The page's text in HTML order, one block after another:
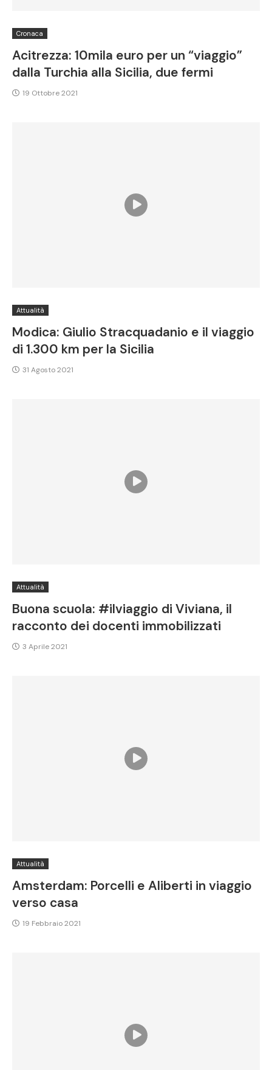
Cronaca
Acitrezza: 10mila euro per un “viaggio”
dalla Turchia alla Sicilia, due fermi
19 Ottobre 2021
Attualità
Modica: Giulio Stracquadanio e il viaggio
di 1.300 km per la Sicilia
31 Agosto 2021
Attualità
Buona scuola: #ilviaggio di Viviana, il
racconto dei docenti immobilizzati
3 Aprile 2021
Attualità
Amsterdam: Porcelli e Aliberti in viaggio
verso casa
19 Febbraio 2021